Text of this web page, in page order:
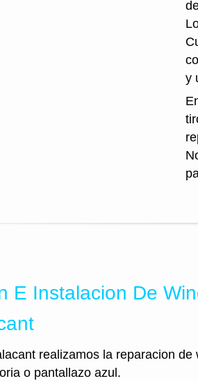
y
E Instalacion De
realizamos la reparacion de
o pantallazo azul.